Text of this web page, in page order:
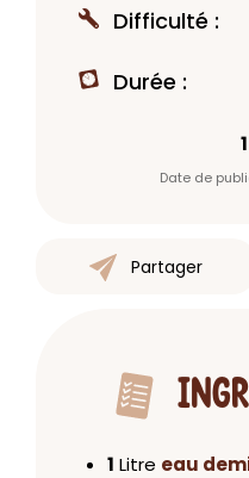
Difficulté :
Durée :
1
Date de
Partager
1 Litre eau